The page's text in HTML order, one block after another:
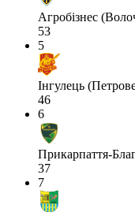
Агробізнес
53
5
Інгулець
46
6
Прикарпаття-
37
7